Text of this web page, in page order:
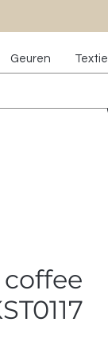
Geuren Textiel